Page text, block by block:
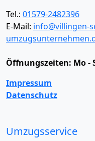
Tel.: 01579-2482396
E-Mail: info@villingen-
Öffnungszeiten: Mo -
Impressum
Datenschutz
Umzugsservice